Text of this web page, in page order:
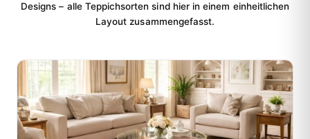
Designs – alle Teppichsorten sind hier in einem einheitlichen
Layout zusammengefasst.